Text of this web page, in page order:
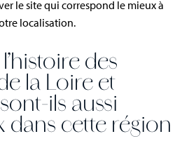
le site qui correspond le mieux à
localisation.
des
la Loire et
ils aussi
dans cette région